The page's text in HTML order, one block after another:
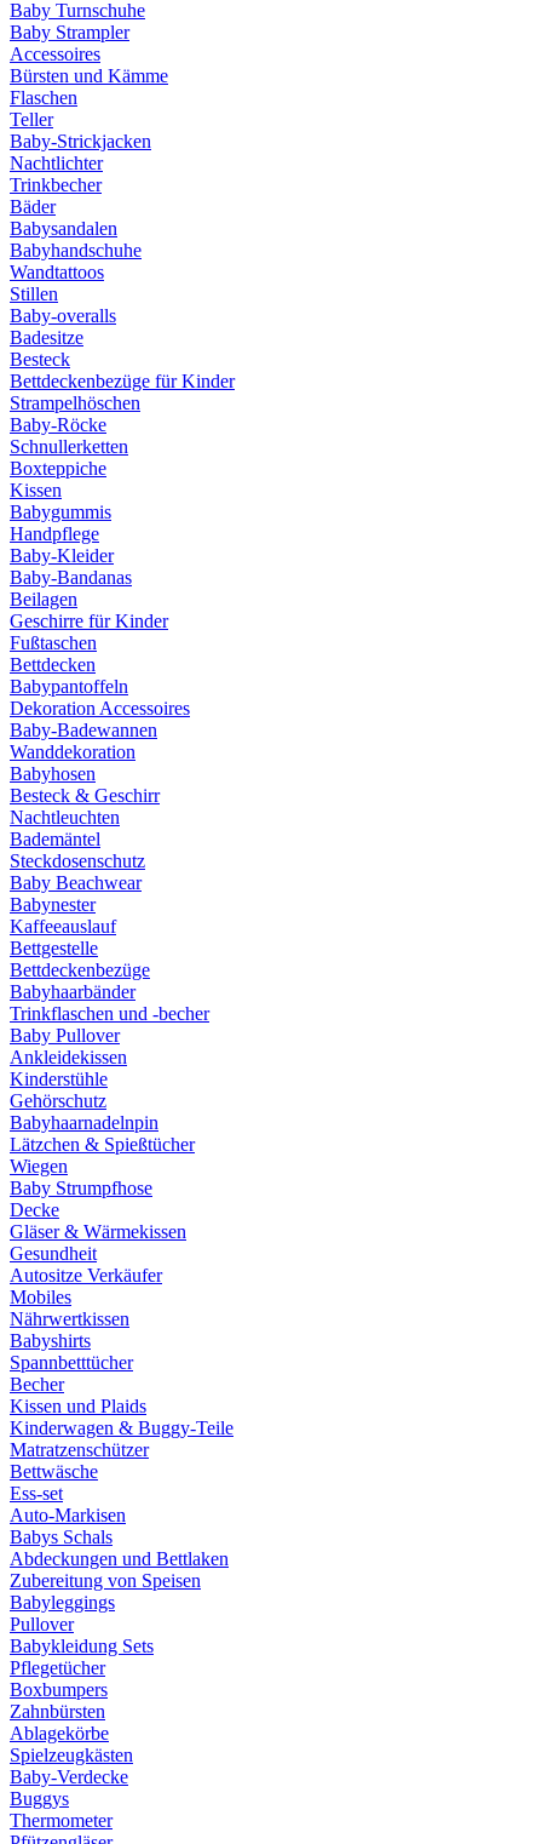
Baby Turnschuhe
Baby Strampler
Accessoires
Bürsten und Kämme
Flaschen
Teller
Baby-Strickjacken
Nachtlichter
Trinkbecher
Bäder
Babysandalen
Babyhandschuhe
Wandtattoos
Stillen
Baby-overalls
Badesitze
Besteck
Bettdeckenbezüge für Kinder
Strampelhöschen
Baby-Röcke
Schnullerketten
Boxteppiche
Kissen
Babygummis
Handpflege
Baby-Kleider
Baby-Bandanas
Beilagen
Geschirre für Kinder
Fußtaschen
Bettdecken
Babypantoffeln
Dekoration Accessoires
Baby-Badewannen
Wanddekoration
Babyhosen
Besteck & Geschirr
Nachtleuchten
Bademäntel
Steckdosenschutz
Baby Beachwear
Babynester
Kaffeeauslauf
Bettgestelle
Bettdeckenbezüge
Babyhaarbänder
Trinkflaschen und -becher
Baby Pullover
Ankleidekissen
Kinderstühle
Gehörschutz
Babyhaarnadelnpin
Lätzchen & Spießtücher
Wiegen
Baby Strumpfhose
Decke
Gläser & Wärmekissen
Gesundheit
Autositze Verkäufer
Mobiles
Nährwertkissen
Babyshirts
Spannbetttücher
Becher
Kissen und Plaids
Kinderwagen & Buggy-Teile
Matratzenschützer
Bettwäsche
Ess-set
Auto-Markisen
Babys Schals
Abdeckungen und Bettlaken
Zubereitung von Speisen
Babyleggings
Pullover
Babykleidung Sets
Pflegetücher
Boxbumpers
Zahnbürsten
Ablagekörbe
Spielzeugkästen
Baby-Verdecke
Buggys
Thermometer